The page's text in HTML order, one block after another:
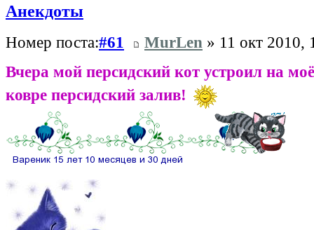
Анекдоты
Номер поста:#61 MurLen » 11 окт 2010,
Вчера мой персидский кот устроил на
ковре персидский залив!